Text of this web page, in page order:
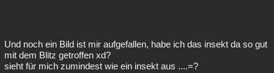
Und noch ein Bild ist mir aufgefallen, habe ich das insekt da so gut
mit dem Blitz getroffen xd?
sieht für mich zumindest wie ein insekt aus ....=?